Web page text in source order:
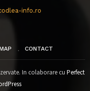
info.ro
CONTACT
In colaborare cu Perfect